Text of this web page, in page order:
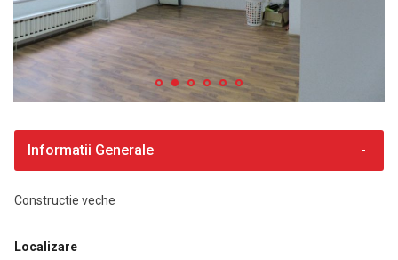
Informatii Generale
Constructie veche
Localizare